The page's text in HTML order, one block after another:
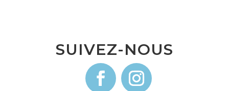
SUIVEZ-NOUS